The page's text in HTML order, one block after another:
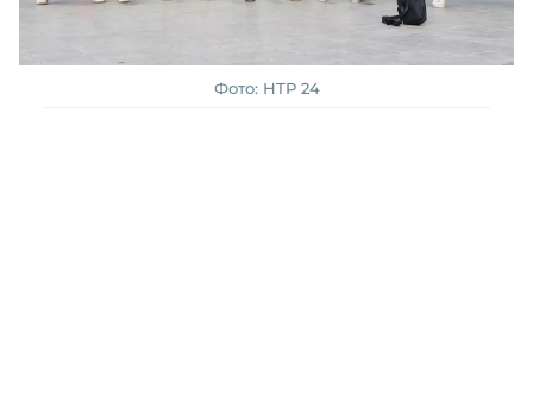
Фото: НТР 24